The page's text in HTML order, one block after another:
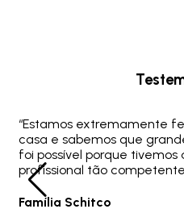
“Estamos extremamente
casa e sabemos que
foi possível porque tivemos
profissional tão
Família Schitco